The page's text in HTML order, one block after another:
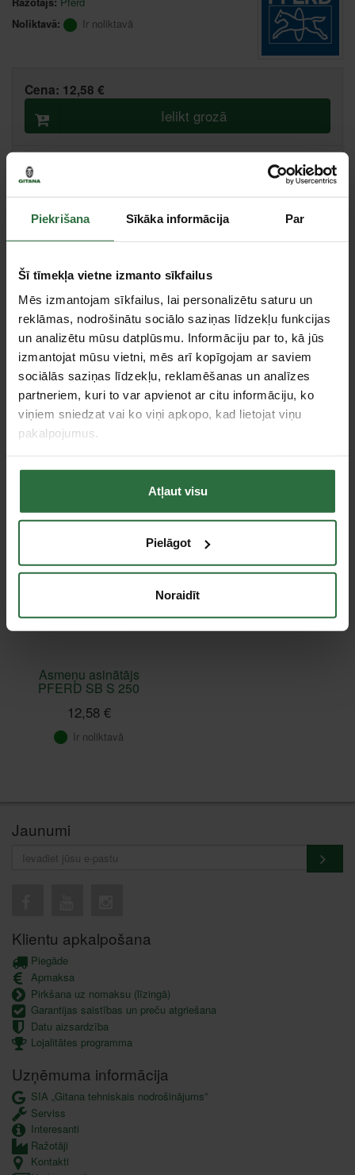
Piekrišana Sīkāka informācija Par
Šī tīmekļa vietne izmanto sīkfailus
Mēs izmantojam sīkfailus, lai personalizētu saturu un
reklāmas, nodrošinātu sociālo saziņas līdzekļu funkcijas
un analizētu mūsu datplūsmu. Informāciju par to, kā jūs
izmantojat mūsu vietni, mēs arī kopīgojam ar saviem
sociālās saziņas līdzekļu, reklamēšanas un analīzes
partneriem, kuri to var apvienot ar citu informāciju, ko
viņiem sniedzat vai ko viņi apkopo, kad lietojat viņu
pakalpojumus.
Atļaut visu
Pielāgot
Noraidīt
Noliktavā:
Ir noliktavā
Cena: 12,58 €
Ielikt grozā
Citas noliktavas, (uzzināt vairāk šeit, )
Specifikācija
Tips Metālam
Tie, kas apskatīja šo preci, tāpat interesējās par...
Failed to load product list.
Asmeņu asinātājs
PFERD SB S 250
12,58 €
Ir noliktavā
Jaunumi
Klientu apkalpošana
Piegāde
Apmaksa
Pirkšana uz nomaksu (līzingā)
Garantijas saistības un preču atgriešana
Datu aizsardzība
Lojalitātes programma
Uzņēmuma informācija
SIA „Gitana tehniskais nodrošinājums”
Serviss
Interesanti
Ražotāji
Kontakti